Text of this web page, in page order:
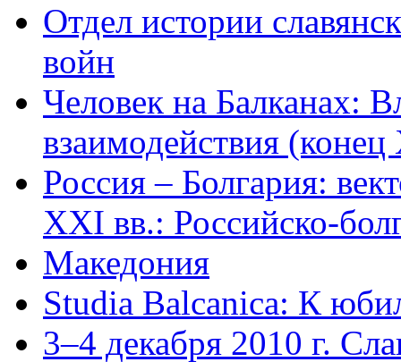
Отдел истории
войн
Человек на Балканах:
взаимодействия
Россия – Болгария:
XXI вв.: Российско-
Македония
Studia Balcanica: К
3–4 декабря 2010 г.